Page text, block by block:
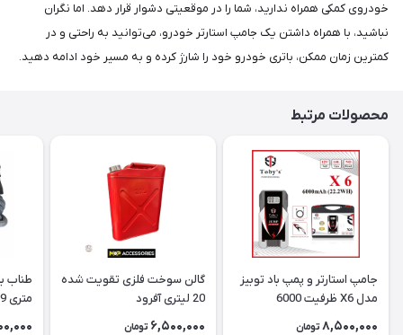
خودروی کمکی همراه ندارید، شما را در موقعیتی دشوار قرار دهد. اما نگران
نباشید، با همراه داشتن یک جامپ استارتر خودرو، می‌توانید به راحتی و در
کمترین زمان ممکن، باتری خودرو خود را شارژ کرده و به مسیر خود ادامه دهید.
محصولات مرتبط
جامپ استارتر و پمپ باد توبیز
مدل X6 ظرفیت 6000
میلی‌آمپر
8,500,000 تومان
گالن سوخت فلزی تقویت شده
20 لیتری آفرود
6,500,000 تومان